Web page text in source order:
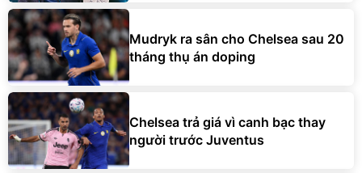
Mudryk ra sân cho Chelsea sau 20
tháng thụ án doping
Chelsea trả giá vì canh bạc thay
người trước Juventus